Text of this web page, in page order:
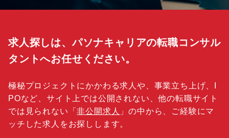
求人探しは、パソナキャリアの転職コンサル
タントへお任せください。
極秘プロジェクトにかかわる求人や、事業立ち上げ、I
POなど、サイト上では公開されない、他の転職サイト
では見られない「非公開求人 」の中から、ご経験にマ
ッチした求人をお探しします。